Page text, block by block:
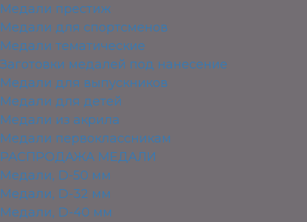
Медали престиж
Медали для спортсменов
Медали тематические
Заготовки медалей под нанесение
Медали для выпускников
Медали для детей
Медали из акрила
Медали первоклассникам
РАСПРОДАЖА МЕДАЛИ
Медали, D-50 мм
Медали, D-32 мм
Медали, D-40 мм